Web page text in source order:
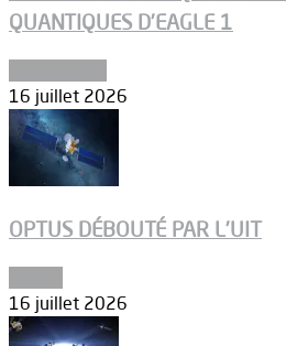
QUANTIQUES D’EAGLE 1
16 juillet 2026
OPTUS DÉBOUTÉ PAR L’UIT
16 juillet 2026